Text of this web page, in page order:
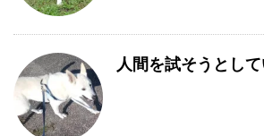
人間を試そうとして